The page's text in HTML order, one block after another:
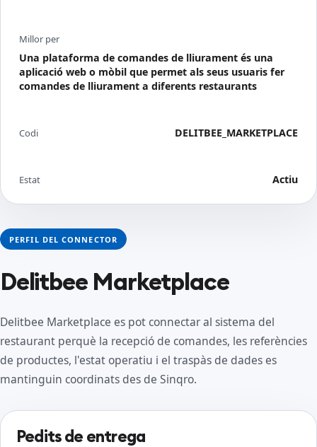
PERFIL DEL CONNECTOR
Delitbee Marketplace
Delitbee Marketplace es pot connectar al sistema del
restaurant perquè la recepció de comandes, les referències
de productes, l'estat operatiu i el traspàs de dades es
mantinguin coordinats des de Sinqro.
Pedits de entrega
Millor per
Una plataforma de comandes de lliurament és una
aplicació web o mòbil que permet als seus usuaris fer
comandes de lliurament a diferents restaurants
Codi DELITBEE_MARKETPLACE
Estat Actiu